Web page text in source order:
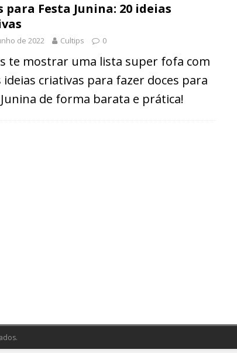
para Festa Junina: 20 ideias
de 2022 Cultips 0
te mostrar uma lista super fofa com
ideias criativas para fazer doces para
Junina de forma barata e prática!